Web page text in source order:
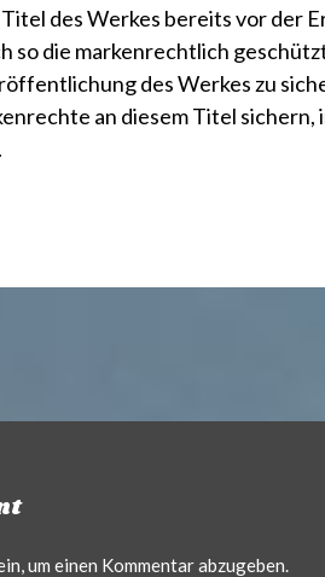
des Werkes bereits vor der
so die markenrechtlich
des Werkes zu
an diesem Titel
um einen Kommentar abzugeben.